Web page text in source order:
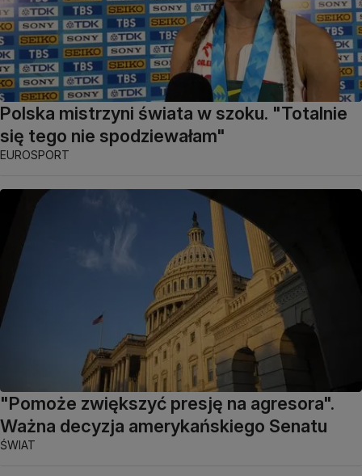
Polska mistrzyni świata w szoku. "Totalnie
się tego nie spodziewałam"
EUROSPORT
"Pomoże zwiększyć presję na agresora".
Ważna decyzja amerykańskiego Senatu
ŚWIAT